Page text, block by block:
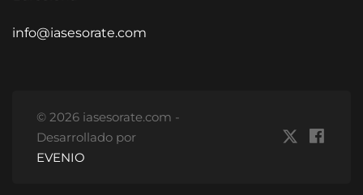
info@iasesorate.com
© 2026 iasesorate.com -
Desarrollado por
EVENIO